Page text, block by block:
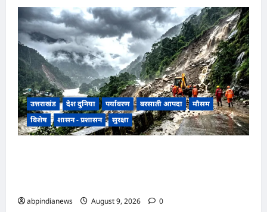
उत्तराखंड देश दुनिया पर्यावरण बरसाती आपदा
मौसम
विशेष
शासन - प्रशासन सुरक्षा
abpindianews August 9, 2026 0